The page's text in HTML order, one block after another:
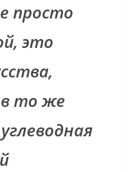
просто
это
то же